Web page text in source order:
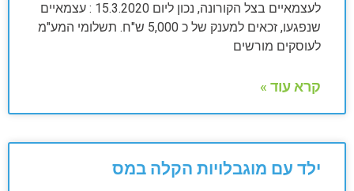
לעצמאיים בצל הקורונה, נכון ליום 15.3.2020 : עצמאיים
שנפגעו, זכאים למענק של כ 5,000 ש"ח. תשלומי המע"מ
לעוסקים מורשים
קרא עוד »
ילד עם מוגבלויות הקלה במס